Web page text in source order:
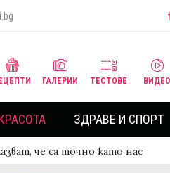
ГАЛЕРИИ ТЕСТОВЕ ВИДЕО
ЗДРАВЕ И СПОРТ
че са точно като нас